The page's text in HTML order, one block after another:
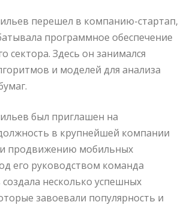
перешел в компанию-стартап,
программное обеспечение
сектора. Здесь он занимался
и моделей для анализа
был приглашен на
в крупнейшей компании
и продвижению мобильных
его руководством команда
несколько успешных
завоевали популярность и